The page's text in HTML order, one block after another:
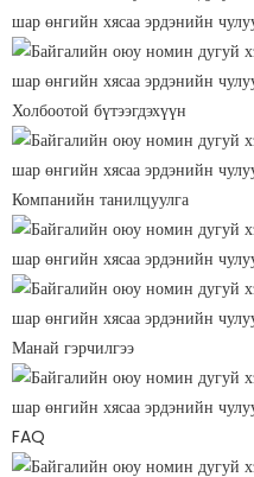
Холбоотой бүтээгдэхүүн
Компанийн танилцуулга
Манай гэрчилгээ
FAQ